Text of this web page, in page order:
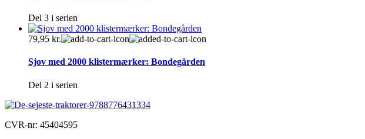
Del 3 i serien
79,95 kr.
Sjov med 2000 klistermærker: Bondegården
Del 2 i serien
CVR-nr: 45404595